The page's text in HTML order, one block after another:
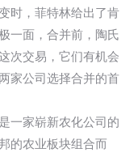
时，菲特林给出了肯
一面，合并前，陶氏
次交易，它们有机会
家公司选择合并的首
一家崭新农化公司的
的农业板块组合而